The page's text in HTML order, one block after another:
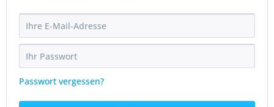
Passwort vergessen?